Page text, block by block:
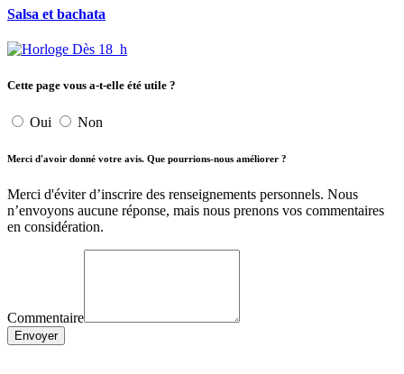
Salsa et bachata
Dès 18 h
Cette page vous a-t-elle été utile ?
Oui Non
Merci d'avoir donné votre avis. Que pourrions-nous améliorer ?
Merci d'éviter d’inscrire des renseignements personnels. Nous
n’envoyons aucune réponse, mais nous prenons vos commentaires
en considération.
Commentaire
Envoyer